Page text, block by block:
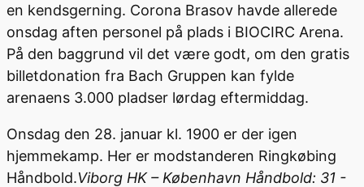
en kendsgerning. Corona Brasov havde allerede
onsdag aften personel på plads i BIOCIRC Arena.
På den baggrund vil det være godt, om den gratis
billetdonation fra Bach Gruppen kan fylde
arenaens 3.000 pladser lørdag eftermiddag.
Onsdag den 28. januar kl. 1900 er der igen
hjemmekamp. Her er modstanderen Ringkøbing
Håndbold.Viborg HK – København Håndbold: 31 -